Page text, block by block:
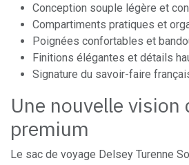
Conception souple légère et
Compartiments pratiques et
Poignées confortables et
Finitions élégantes et détails
Signature du savoir-faire
Une nouvelle vision
premium
Le sac de voyage Delsey Turenne